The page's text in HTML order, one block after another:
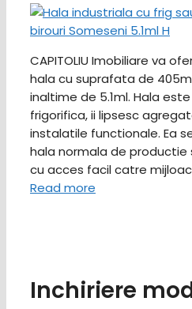
CAPITOLIU Imobiliare va
hala cu suprafata de
inaltime de 5.1ml. Hala
frigorifica, ii lipsesc
instalatile functionale. Ea
hala normala de productie
cu acces facil catre
Read more
Inchiriere